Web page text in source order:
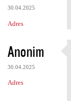
30.04.2025
Adres
Anonim
30.04.2025
Adres